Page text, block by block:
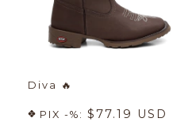
Diva 🔥
PIX -%: $77.19 USD